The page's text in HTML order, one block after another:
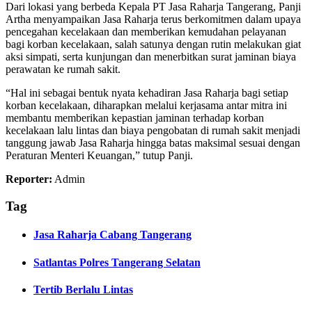
Dari lokasi yang berbeda Kepala PT Jasa Raharja Tangerang, Panji
Artha menyampaikan Jasa Raharja terus berkomitmen dalam upaya
pencegahan kecelakaan dan memberikan kemudahan pelayanan
bagi korban kecelakaan, salah satunya dengan rutin melakukan giat
aksi simpati, serta kunjungan dan menerbitkan surat jaminan biaya
perawatan ke rumah sakit.
“Hal ini sebagai bentuk nyata kehadiran Jasa Raharja bagi setiap
korban kecelakaan, diharapkan melalui kerjasama antar mitra ini
membantu memberikan kepastian jaminan terhadap korban
kecelakaan lalu lintas dan biaya pengobatan di rumah sakit menjadi
tanggung jawab Jasa Raharja hingga batas maksimal sesuai dengan
Peraturan Menteri Keuangan,” tutup Panji.
Reporter: Admin
Tag
Jasa Raharja Cabang Tangerang
Satlantas Polres Tangerang Selatan
Tertib Berlalu Lintas